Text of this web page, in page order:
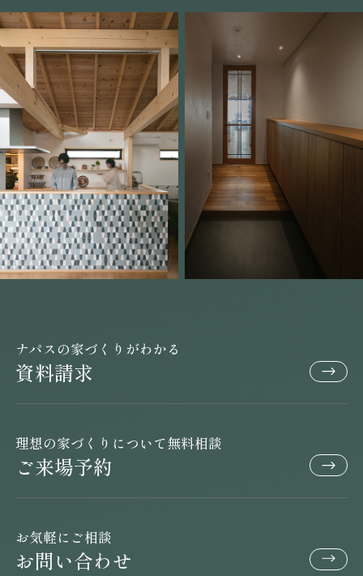
ナパスの家づくりがわかる
資料請求
理想の家づくりについて無料相談
ご来場予約
お気軽にご相談
お問い合わせ